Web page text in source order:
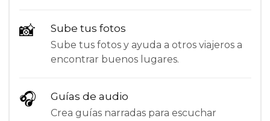
📸 Sube tus fotos
Sube tus fotos y ayuda a otros viajeros a
encontrar buenos lugares.
🎧 Guías de audio
Crea guías narradas para escuchar